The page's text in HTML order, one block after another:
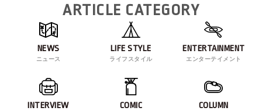
ARTICLE CATEGORY
NEWS
ニュース
LIFE STYLE
ライフスタイル
ENTERTAINMENT
エンターテイメント
INTERVIEW COMIC COLUMN